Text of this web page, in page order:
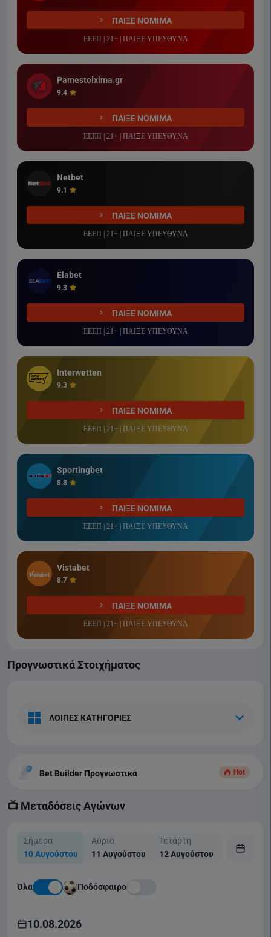
ΠΑΙΞΕ ΝΟΜΙΜΑ
ΕΕΕΠ | 21+ | ΠΑΙΞΕ ΥΠΕΥΘΥΝΑ
Pamestoixima.gr
9.4
ΠΑΙΞΕ ΝΟΜΙΜΑ
ΕΕΕΠ | 21+ | ΠΑΙΞΕ ΥΠΕΥΘΥΝΑ
Netbet
9.1
ΠΑΙΞΕ ΝΟΜΙΜΑ
ΕΕΕΠ | 21+ | ΠΑΙΞΕ ΥΠΕΥΘΥΝΑ
Elabet
9.3
ΠΑΙΞΕ ΝΟΜΙΜΑ
ΕΕΕΠ | 21+ | ΠΑΙΞΕ ΥΠΕΥΘΥΝΑ
Interwetten
9.3
ΠΑΙΞΕ ΝΟΜΙΜΑ
ΕΕΕΠ | 21+ | ΠΑΙΞΕ ΥΠΕΥΘΥΝΑ
Sportingbet
8.8
ΠΑΙΞΕ ΝΟΜΙΜΑ
ΕΕΕΠ | 21+ | ΠΑΙΞΕ ΥΠΕΥΘΥΝΑ
Vistabet
8.7
ΠΑΙΞΕ ΝΟΜΙΜΑ
ΕΕΕΠ | 21+ | ΠΑΙΞΕ ΥΠΕΥΘΥΝΑ
Προγνωστικά Στοιχήματος
ΛΟΙΠΕΣ ΚΑΤΗΓΟΡΙΕΣ
Bet Builder Προγνωστικά Hot
📺 Μεταδόσεις Αγώνων
Σήμερα
10 Αυγούστου
Αύριο
11 Αυγούστου
Τετάρτη
12 Αυγούστου
13
Όλα Ποδόσφαιρο
10.08.2026